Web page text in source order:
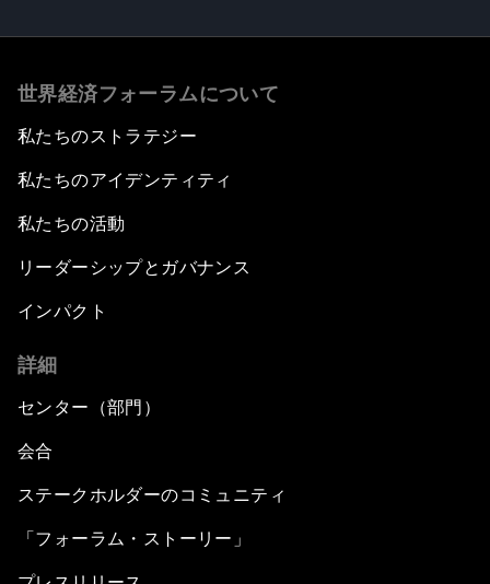
世界経済フォーラムについて
私たちのストラテジー
私たちのアイデンティティ
私たちの活動
リーダーシップとガバナンス
インパクト
詳細
センター（部門）
会合
ステークホルダーのコミュニティ
「フォーラム・ストーリー」